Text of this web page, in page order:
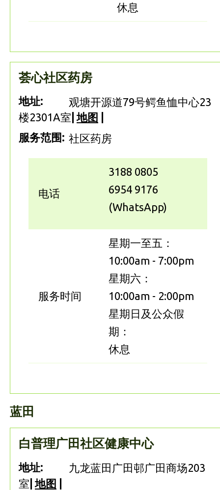
休息
荟心社区药房
地址:
观塘开源道79号鳄鱼恤中心23
楼2301A室 地图
服务范围: 社区药房
电话
3188 0805
6954 9176
(WhatsApp)
服务时间
星期一至五：
10:00am - 7:00pm
星期六：
10:00am - 2:00pm
星期日及公众假
期：
休息
蓝田
白普理广田社区健康中心
地址:
九龙蓝田广田邨广田商场203
室 地图